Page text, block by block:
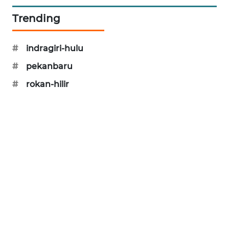
Trending
#
indragiri-hulu
#
pekanbaru
#
rokan-hilir